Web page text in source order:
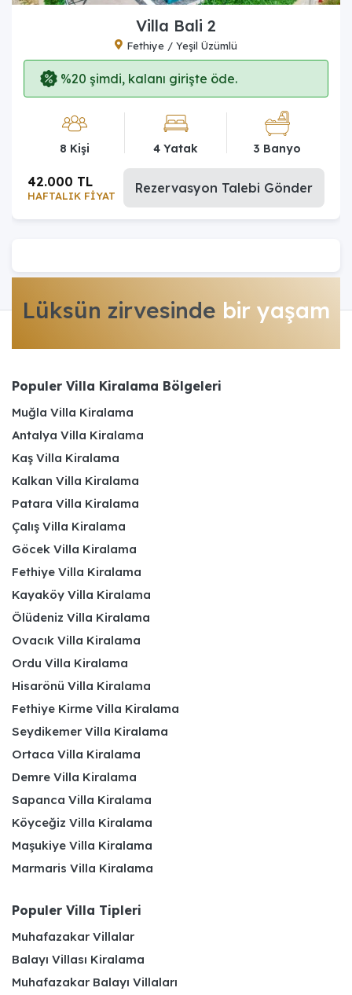
Villa Bali 2
Fethiye / Yeşil Üzümlü
%20 şimdi, kalanı girişte öde.
8 Kişi 4 Yatak 3 Banyo
HAFTALIK FİYAT
42.000 TL Rezervasyon Talebi Gönder
Lüksün zirvesinde bir yaşam
Populer Villa Kiralama Bölgeleri
Muğla Villa Kiralama
Antalya Villa Kiralama
Kaş Villa Kiralama
Kalkan Villa Kiralama
Patara Villa Kiralama
Çalış Villa Kiralama
Göcek Villa Kiralama
Fethiye Villa Kiralama
Kayaköy Villa Kiralama
Ölüdeniz Villa Kiralama
Ovacık Villa Kiralama
Ordu Villa Kiralama
Hisarönü Villa Kiralama
Fethiye Kirme Villa Kiralama
Seydikemer Villa Kiralama
Ortaca Villa Kiralama
Demre Villa Kiralama
Sapanca Villa Kiralama
Köyceğiz Villa Kiralama
Maşukiye Villa Kiralama
Marmaris Villa Kiralama
Populer Villa Tipleri
Muhafazakar Villalar
Balayı Villası Kiralama
Muhafazakar Balayı Villaları